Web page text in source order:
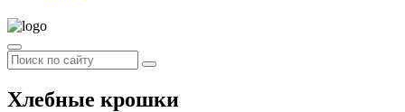
Хлебные крошки